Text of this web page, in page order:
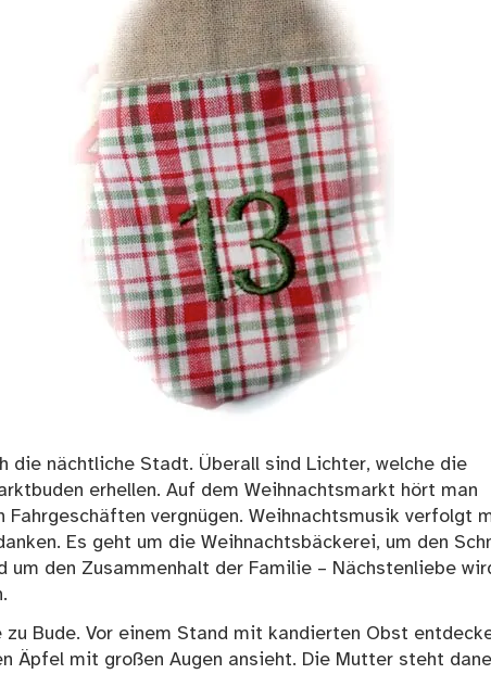
die nächtliche Stadt. Überall sind Lichter, welche die
erhellen. Auf dem Weihnachtsmarkt hört man
Fahrgeschäften vergnügen. Weihnachtsmusik verfolgt
Es geht um die Weihnachtsbäckerei, um den
um den Zusammenhalt der Familie – Nächstenliebe
zu Bude. Vor einem Stand mit kandierten Obst
Äpfel mit großen Augen ansieht. Die Mutter steht